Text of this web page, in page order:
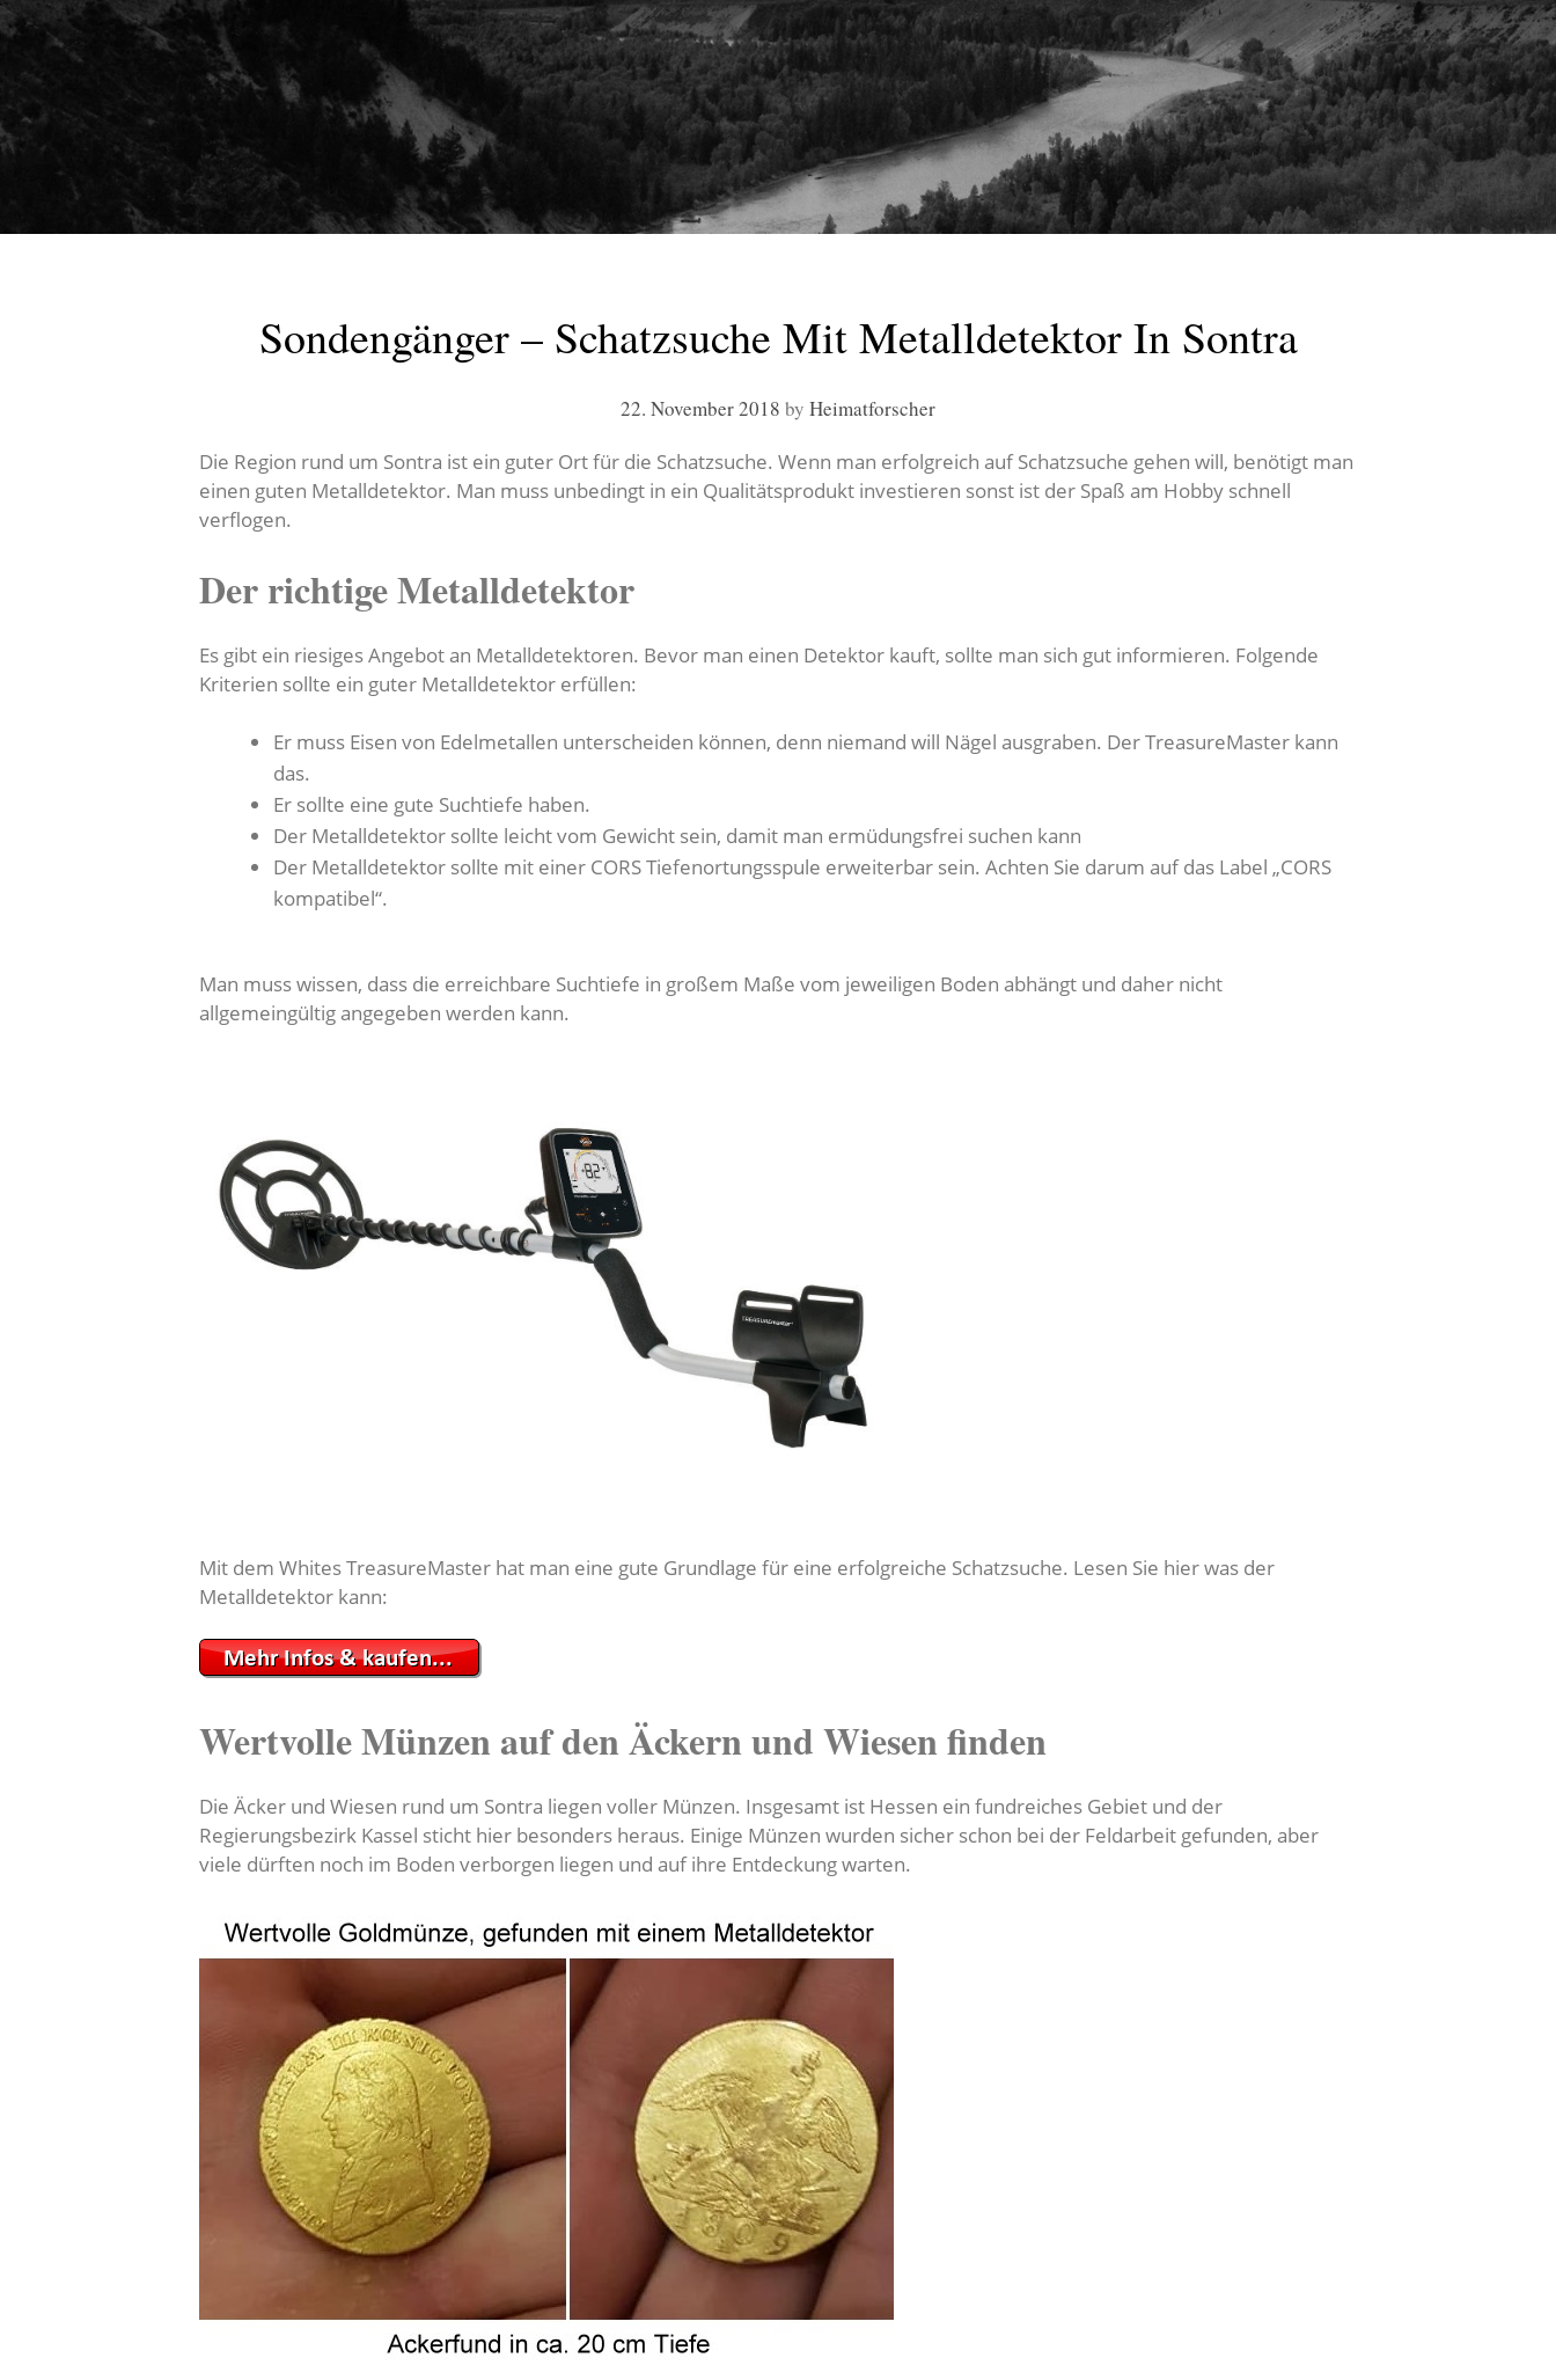
Sondengänger – Schatzsuche Mit Metalldetektor In Sontra
22. November 2018 by Heimatforscher
Die Region rund um Sontra ist ein guter Ort für die Schatzsuche. Wenn man erfolgreich auf Schatzsuche gehen will, benötigt man
einen guten Metalldetektor. Man muss unbedingt in ein Qualitätsprodukt investieren sonst ist der Spaß am Hobby schnell
verflogen.
Der richtige Metalldetektor
Es gibt ein riesiges Angebot an Metalldetektoren. Bevor man einen Detektor kauft, sollte man sich gut informieren. Folgende
Kriterien sollte ein guter Metalldetektor erfüllen:
Er muss Eisen von Edelmetallen unterscheiden können, denn niemand will Nägel ausgraben. Der TreasureMaster kann
das.
Er sollte eine gute Suchtiefe haben.
Der Metalldetektor sollte leicht vom Gewicht sein, damit man ermüdungsfrei suchen kann
Der Metalldetektor sollte mit einer CORS Tiefenortungsspule erweiterbar sein. Achten Sie darum auf das Label „CORS
kompatibel“.
Man muss wissen, dass die erreichbare Suchtiefe in großem Maße vom jeweiligen Boden abhängt und daher nicht
allgemeingültig angegeben werden kann.
Mit dem Whites TreasureMaster hat man eine gute Grundlage für eine erfolgreiche Schatzsuche. Lesen Sie hier was der
Metalldetektor kann:
Wertvolle Münzen auf den Äckern und Wiesen finden
Die Äcker und Wiesen rund um Sontra liegen voller Münzen. Insgesamt ist Hessen ein fundreiches Gebiet und der
Regierungsbezirk Kassel sticht hier besonders heraus. Einige Münzen wurden sicher schon bei der Feldarbeit gefunden, aber
viele dürften noch im Boden verborgen liegen und auf ihre Entdeckung warten.